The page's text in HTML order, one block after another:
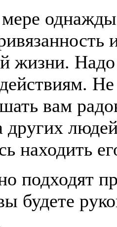
жизни.
вам
людей
находить
подходят
будете